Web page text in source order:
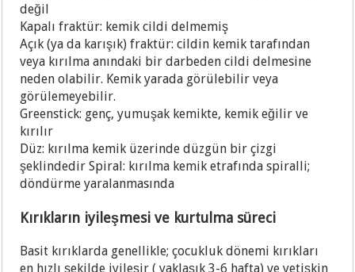
değil
Kapalı fraktür: kemik cildi delmemiş
Açık (ya da karışık) fraktür: cildin kemik tarafından
veya kırılma anındaki bir darbeden cildi delmesine
neden olabilir. Kemik yarada görülebilir veya
görülemeyebilir.
Greenstick: genç, yumuşak kemikte, kemik eğilir ve
kırılır
Düz: kırılma kemik üzerinde düzgün bir çizgi
şeklindedir Spiral: kırılma kemik etrafında spiralli;
döndürme yaralanmasında
Kırıkların iyileşmesi ve kurtulma süreci
Basit kırıklarda genellikle; çocukluk dönemi kırıkları
en hızlı şekilde iyileşir ( yaklaşık 3-6 hafta) ve yetişkin